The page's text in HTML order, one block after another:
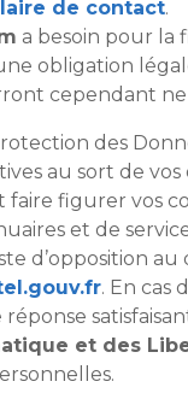
de contact.
a besoin pour la
obligation
cependant
des
au sort de
figurer vos
et de
d’opposition
. En cas
et des